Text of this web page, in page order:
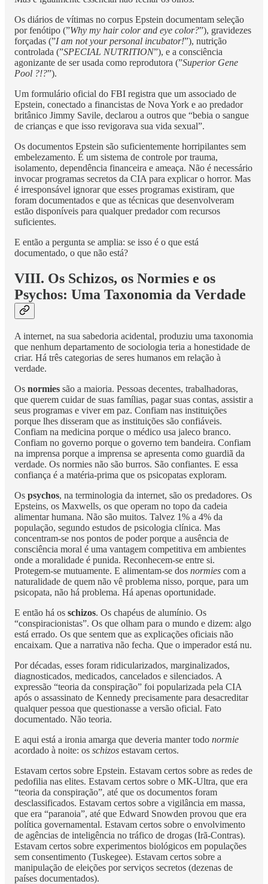
Os diários de vítimas no corpus Epstein documentam seleção
por fenótipo (”Why my hair color and eye color?”), gravidezes
forçadas (”I am not your personal incubator!”), nutrição
controlada (”SPECIAL NUTRITION”), e a consciência
agonizante de ser usada como reprodutora (”Superior Gene
Pool ?!?”).
Um formulário oficial do FBI registra que um associado de
Epstein, conectado a financistas de Nova York e ao predador
britânico Jimmy Savile, declarou a outros que “bebia o sangue
de crianças e que isso revigorava sua vida sexual”.
Os documentos Epstein são suficientemente horripilantes sem
embelezamento. É um sistema de controle por trauma,
isolamento, dependência financeira e ameaça. Não é necessário
invocar programas secretos da CIA para explicar o horror. Mas
é irresponsável ignorar que esses programas existiram, que
foram documentados e que as técnicas que desenvolveram
estão disponíveis para qualquer predador com recursos
suficientes.
E então a pergunta se amplia: se isso é o que está
documentado, o que não está?
VIII. Os Schizos, os Normies e os
Psychos: Uma Taxonomia da Verdade
A internet, na sua sabedoria acidental, produziu uma taxonomia
que nenhum departamento de sociologia teria a honestidade de
criar. Há três categorias de seres humanos em relação à
verdade.
Os normies são a maioria. Pessoas decentes, trabalhadoras,
que querem cuidar de suas famílias, pagar suas contas, assistir a
seus programas e viver em paz. Confiam nas instituições
porque lhes disseram que as instituições são confiáveis.
Confiam na medicina porque o médico usa jaleco branco.
Confiam no governo porque o governo tem bandeira. Confiam
na imprensa porque a imprensa se apresenta como guardiã da
verdade. Os normies não são burros. São confiantes. E essa
confiança é a matéria-prima que os psicopatas exploram.
Os psychos, na terminologia da internet, são os predadores. Os
Epsteins, os Maxwells, os que operam no topo da cadeia
alimentar humana. Não são muitos. Talvez 1% a 4% da
população, segundo estudos de psicologia clínica. Mas
concentram-se nos pontos de poder porque a ausência de
consciência moral é uma vantagem competitiva em ambientes
onde a moralidade é punida. Reconhecem-se entre si.
Protegem-se mutuamente. E alimentam-se dos normies com a
naturalidade de quem não vê problema nisso, porque, para um
psicopata, não há problema. Há apenas oportunidade.
E então há os schizos. Os chapéus de alumínio. Os
“conspiracionistas”. Os que olham para o mundo e dizem: algo
está errado. Os que sentem que as explicações oficiais não
encaixam. Que a narrativa não fecha. Que o imperador está nu.
Por décadas, esses foram ridicularizados, marginalizados,
diagnosticados, medicados, cancelados e silenciados. A
expressão “teoria da conspiração” foi popularizada pela CIA
após o assassinato de Kennedy precisamente para desacreditar
qualquer pessoa que questionasse a versão oficial. Fato
documentado. Não teoria.
E aqui está a ironia amarga que deveria manter todo normie
acordado à noite: os schizos estavam certos.
Estavam certos sobre Epstein. Estavam certos sobre as redes de
pedofilia nas elites. Estavam certos sobre o MK-Ultra, que era
“teoria da conspiração”, até que os documentos foram
desclassificados. Estavam certos sobre a vigilância em massa,
que era “paranoia”, até que Edward Snowden provou que era
política governamental. Estavam certos sobre o envolvimento
de agências de inteligência no tráfico de drogas (Irã-Contras).
Estavam certos sobre experimentos biológicos em populações
sem consentimento (Tuskegee). Estavam certos sobre a
manipulação de eleições por serviços secretos (dezenas de
países documentados).